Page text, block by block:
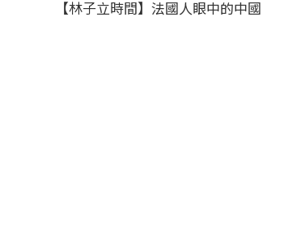
【林子立時間】法國人眼中的中國